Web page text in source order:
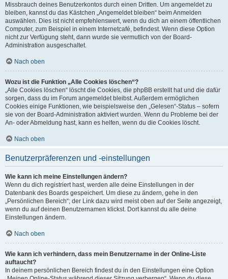
Missbrauch deines Benutzerkontos durch einen Dritten. Um angemeldet zu
bleiben, kannst du das Kästchen „Angemeldet bleiben“ beim Anmelden
auswählen. Dies ist nicht empfehlenswert, wenn du dich an einem öffentlichen
Computer, zum Beispiel in einem Internetcafé, befindest. Wenn diese Option
nicht zur Verfügung steht, dann wurde sie vermutlich von der Board-
Administration ausgeschaltet.
Nach oben
Wozu ist die Funktion „Alle Cookies löschen“?
„Alle Cookies löschen“ löscht die Cookies, die phpBB erstellt hat und die dafür
sorgen, dass du im Forum angemeldet bleibst. Außerdem ermöglichen
Cookies einige Funktionen, wie beispielsweise den „Gelesen“-Status – sofern
sie von der Board-Administration aktiviert wurden. Wenn du Probleme bei der
An- oder Abmeldung hast, kann es helfen, wenn du die Cookies löscht.
Nach oben
Benutzerpräferenzen und -einstellungen
Wie kann ich meine Einstellungen ändern?
Wenn du dich registriert hast, werden alle deine Einstellungen in der
Datenbank des Boards gespeichert. Um diese zu ändern, gehe in den
„Persönlichen Bereich“; der Link dazu wird meist oben auf der Seite angezeigt,
wenn du auf deinen Benutzernamen klickst. Dort kannst du alle deine
Einstellungen ändern.
Nach oben
Wie kann ich verhindern, dass mein Benutzername in der Online-Liste
auftaucht?
In deinem persönlichen Bereich findest du in den Einstellungen eine Option